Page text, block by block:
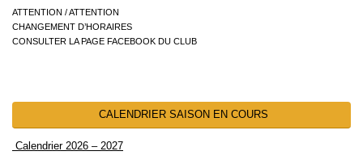
ATTENTION / ATTENTION
CHANGEMENT D’HORAIRES
CONSULTER LA PAGE FACEBOOK DU CLUB
CALENDRIER SAISON EN COURS
Calendrier 2026 – 2027